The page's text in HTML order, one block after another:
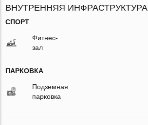
ВНУТРЕННЯЯ ИНФРАСТРУКТУРА
СПОРТ
Фитнес-
зал
ПАРКОВКА
Подземная
парковка